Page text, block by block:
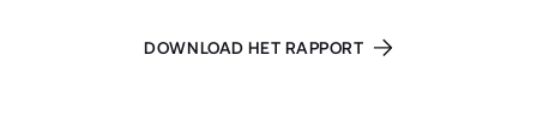
DOWNLOAD HET RAPPORT